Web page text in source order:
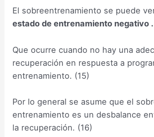
El sobreentrenamiento se puede
estado de entrenamiento negativo .
Que ocurre cuando no hay una
recuperación en respuesta a
entrenamiento. (15)
Por lo general se asume que el
entrenamiento es un desbalance
la recuperación. (16)